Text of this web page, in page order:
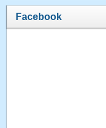
Facebook